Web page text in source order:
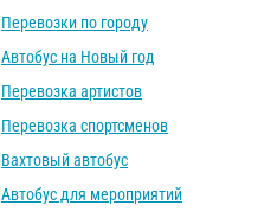
Перевозки по городу
Автобус на Новый год
Перевозка артистов
Перевозка спортсменов
Вахтовый автобус
Автобус для мероприятий